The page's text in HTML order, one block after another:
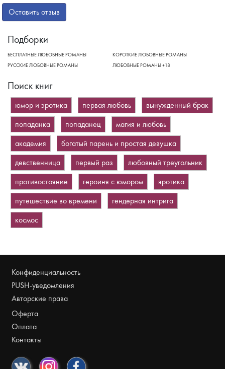
Оставить отзыв
Подборки
БЕСПЛАТНЫЕ ЛЮБОВНЫЕ РОМАНЫ
КОРОТКИЕ ЛЮБОВНЫЕ РОМАНЫ
РУССКИЕ ЛЮБОВНЫЕ РОМАНЫ
ЛЮБОВНЫЕ РОМАНЫ +18
Поиск книг
юмор и эротика первая любовь
вынужденный брак
попаданка
попаданец
магия и любовь
академия
богатый парень и простая девушка
девственница
первый раз
любовный треугольник
противостояние
героиня с юмором
эротика
путешествие во времени
гендерная интрига
космос
Конфиденциальность
PUSH-уведомления
Авторские права
Оферта
Оплата
Контакты